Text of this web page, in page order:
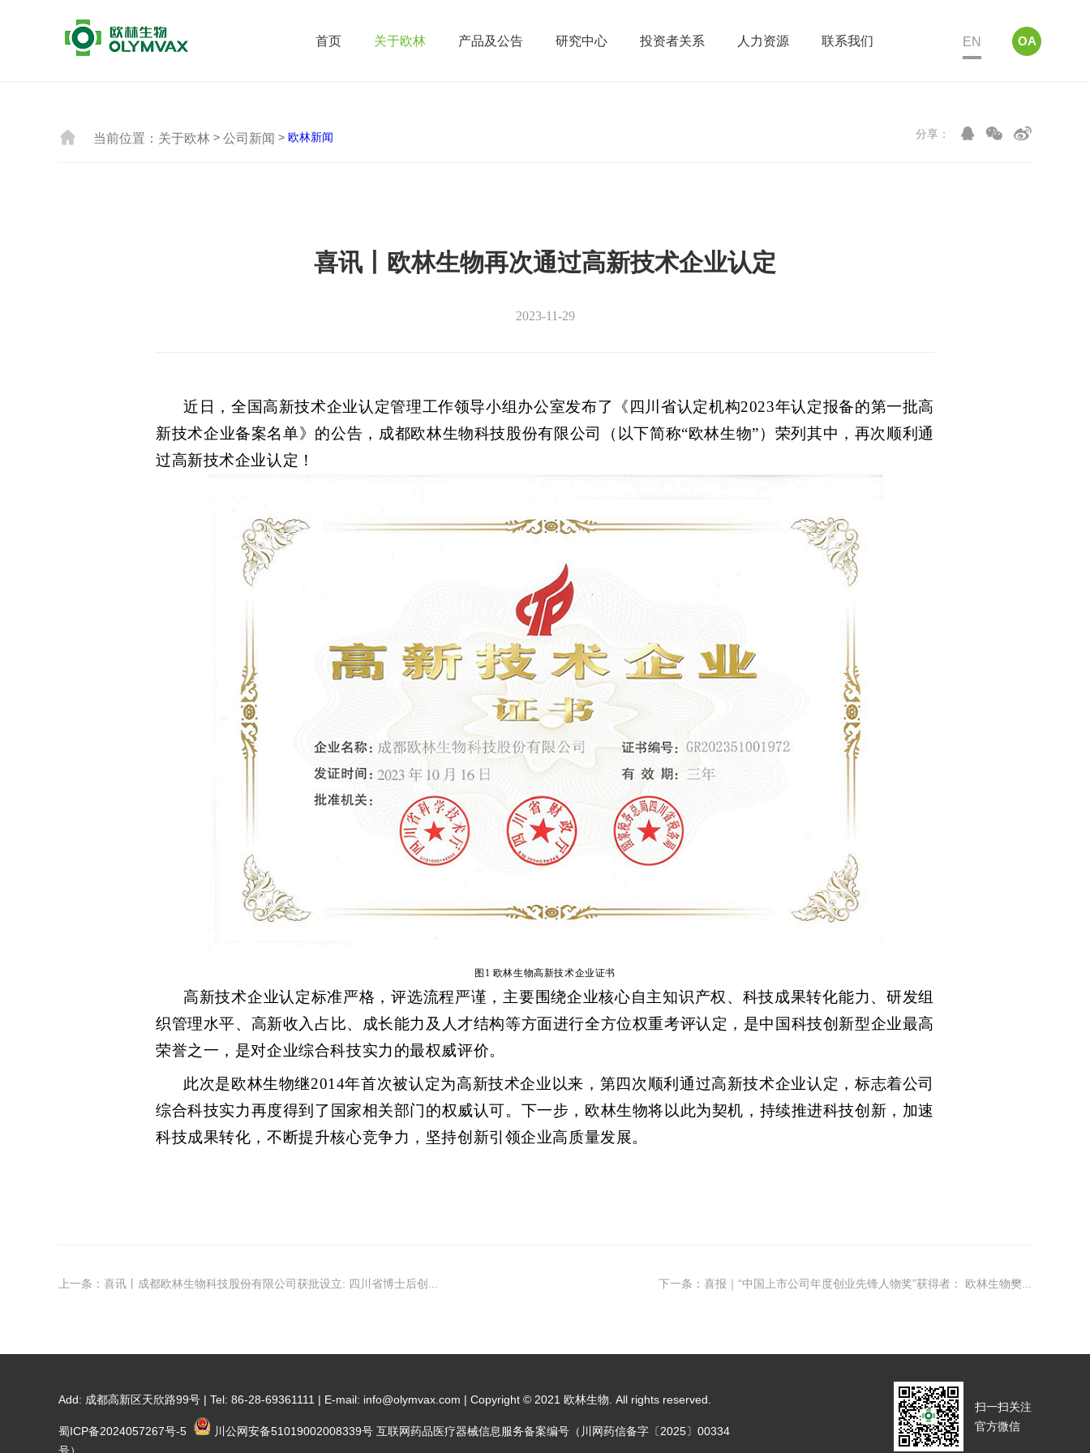
首页 关于欧林 产品及公告 研究中心 投资者关系 人力资源 联系我们 EN OA
 当前位置： 关于欧林 > 公司新闻 > 欧林新闻 分享：   
喜讯丨欧林生物再次通过高新技术企业认定
2023-11-29
近日，全国高新技术企业认定管理工作领导小组办公室发布了《四川省认定机构2023年认定报备的第一批高
新技术企业备案名单》的公告，成都欧林生物科技股份有限公司（以下简称“欧林生物”）荣列其中，再次顺利通
过高新技术企业认定 ！
图 1 欧林生物高新技术企业证书
高新技术企业认定标准严格，评选流程严谨，主要围绕企业核心自主知识产权、科技成果转化能力、研发组
织管理水平、高新收入占比、成长能力及人才结构等方面进行全方位权重考评认定，是中国科技创新型企业最高
荣誉之一，是对企业综合科技实力的最权威评价。
此次是欧林生物继2014年首次被认定为高新技术企业以来，第四次顺利通过高新技术企业认定 ，标志着公司
综合科技实力再度得到了国家相关部门的权威认可。下一步，欧林生物将以此为契机，持续推进科技创新， 加速
科技成果转化，不断提升核心竞争力， 坚持创新引领企业高质量发展。
上一条：喜讯丨成都欧林生物科技股份有限公司获批设立: 四川省博士后创... 下一条：喜报｜“中国上市公司年度创业先锋人物奖”获得者： 欧林生物樊...
扫一扫关注
官方微信
Add: 成都高新区天欣路99号 | Tel: 86-28-69361111 | E-mail: info@olymvax.com | Copyright © 2021 欧林生物. All rights reserved.
蜀ICP备2024057267号-5 川公网安备51019002008339号 互联网药品医疗器械信息服务备案编号（川网药信备字〔2025〕00334